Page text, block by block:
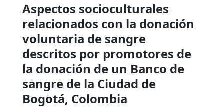
Aspectos socioculturales
relacionados con la donación
voluntaria de sangre
descritos por promotores de
la donación de un Banco de
sangre de la Ciudad de
Bogotá, Colombia